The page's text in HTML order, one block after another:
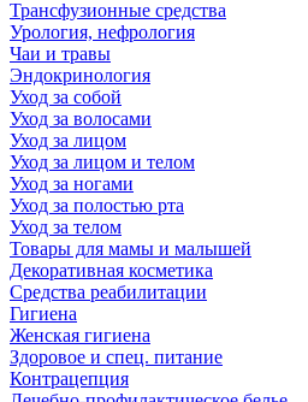
Трансфузионные средства
Урология, нефрология
Чаи и травы
Эндокринология
Уход за собой
Уход за волосами
Уход за лицом
Уход за лицом и телом
Уход за ногами
Уход за полостью рта
Уход за телом
Товары для мамы и малышей
Декоративная косметика
Средства реабилитации
Гигиена
Женская гигиена
Здоровое и спец. питание
Контрацепция